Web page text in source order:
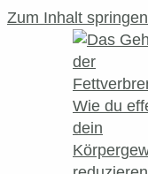
Zum Inhalt springen